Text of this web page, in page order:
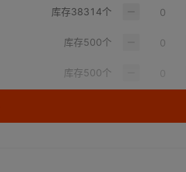
库存38314个
库存500个
库存500个